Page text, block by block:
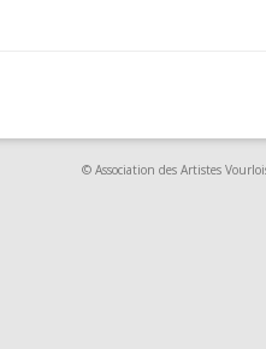
© Association des Artistes